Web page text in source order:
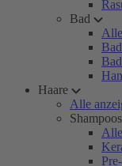
Bad
Haare
Alle
Shampoos